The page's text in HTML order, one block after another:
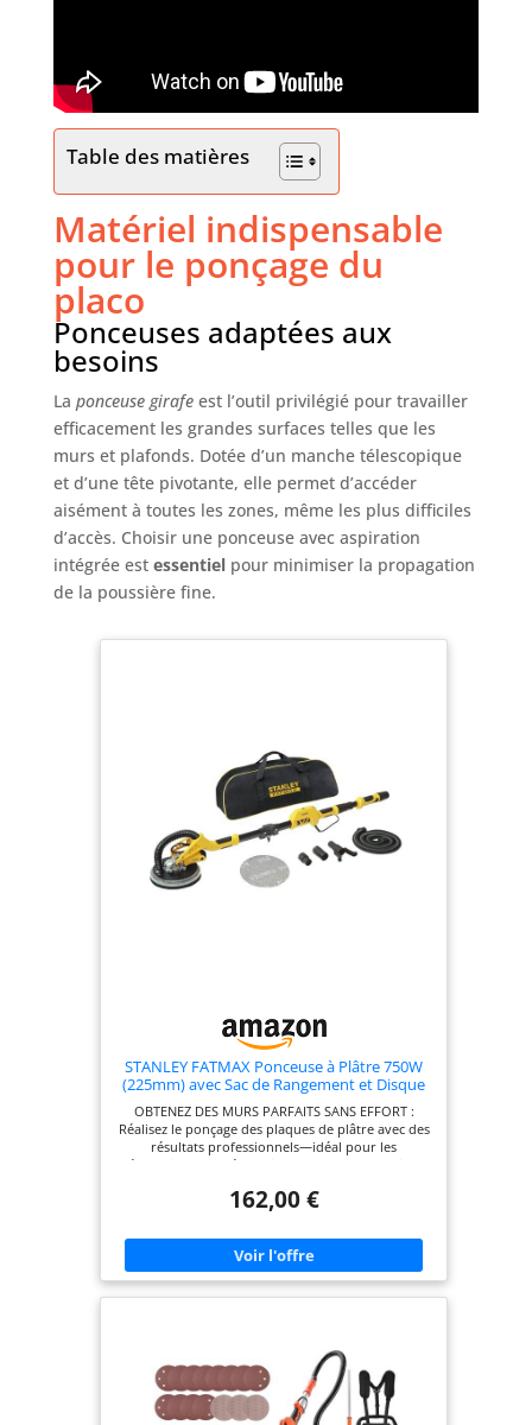
Table des matières
Matériel indispensable
pour le ponçage du
placo
Ponceuses adaptées aux
besoins
La ponceuse girafeest l’outil privilégié pour travailler
efficacement les grandes surfaces telles que les
murs et plafonds. Dotée d’un manche télescopique
et d’une tête pivotante, elle permet d’accéder
aisément à toutes les zones, même les plus difficiles
d’accès. Choisir une ponceuse avec aspiration
intégrée est essentielpour minimiser la propagation
de la poussière fine.
STANLEY FATMAX Ponceuse à Plâtre 750W
(225mm) avec Sac de Rangement et Disque
Abrasif en Maille 120G, SFMEE500S-QS
OBTENEZ DES MURS PARFAITS SANS EFFORT :
Réalisez le ponçage des plaques de plâtre avec des
résultats professionnels—idéal pour les
rénovations, les réparations ou les constructions
l’énergie ATTEIGNEZ CHAQUE COIN FACILEMENT :
vous permettent de poncer confortablement les
plafonds hauts et les espaces étroits, réduisant la
fatigue et les tensions CONCEPTION COMPACTE ET
PORTABLE : La poignée pliable facilite le
RÉSULTATS RAPIDES : Le moteur haute
performance offre jusqu’à 1 700 tr/min,
garantissant un ponçage rapide et efficace, même
sur les surfaces difficiles VOYEZ CHAQUE
162,00 €